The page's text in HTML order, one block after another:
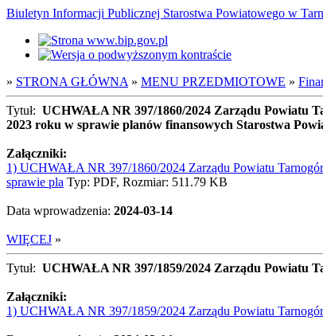
Biuletyn Informacji Publicznej Starostwa Powiatowego w
» STRONA GŁÓWNA » MENU PRZEDMIOTOWE »
Tytuł: UCHWAŁA NR 397/1860/2024 Zarządu Powiatu
2023 roku w sprawie planów finansowych Starostwa
Załączniki:
1) UCHWAŁA NR 397/1860/2024 Zarządu Powiatu
sprawie pla Typ: PDF, Rozmiar: 511.79 KB
Data wprowadzenia: 2024-03-14
WIĘCEJ »
Tytuł: UCHWAŁA NR 397/1859/2024 Zarządu Powiatu
Załączniki:
1) UCHWAŁA NR 397/1859/2024 Zarządu Powiatu